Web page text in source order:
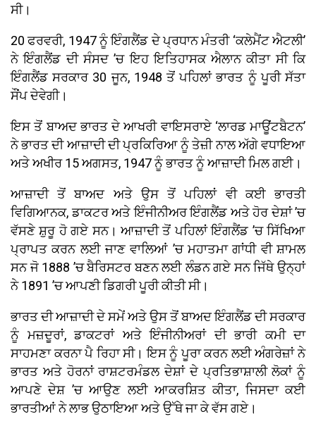
ਸੀ।
20 ਫਰਵਰੀ, 1947 ਨੂੰ ਇੰਗਲੈਂਡ ਦੇ ਪ੍ਰਧਾਨ ਮੰਤਰੀ ‘ਕਲੇਮੈਂਟ ਐਟਲੀ’
ਨੇ ਇੰਗਲੈਂਡ ਦੀ ਸੰਸਦ ’ਚ ਇਹ ਇਤਿਹਾਸਕ ਐਲਾਨ ਕੀਤਾ ਸੀ ਕਿ
ਇੰਗਲੈਂਡ ਸਰਕਾਰ 30 ਜੂਨ, 1948 ਤੋਂ ਪਹਿਲਾਂ ਭਾਰਤ ਨੂੰ ਪੂਰੀ ਸੱਤਾ
ਸੌਂਪ ਦੇਵੇਗੀ।
ਇਸ ਤੋਂ ਬਾਅਦ ਭਾਰਤ ਦੇ ਆਖਰੀ ਵਾਇਸਰਾਏ ‘ਲਾਰਡ ਮਾਊਂਟਬੈਟਨ’
ਨੇ ਭਾਰਤ ਦੀ ਆਜ਼ਾਦੀ ਦੀ ਪ੍ਰਕਿਰਿਆ ਨੂੰ ਤੇਜ਼ੀ ਨਾਲ ਅੱਗੇ ਵਧਾਇਆ
ਅਤੇ ਅਖੀਰ 15 ਅਗਸਤ, 1947 ਨੂੰ ਭਾਰਤ ਨੂੰ ਆਜ਼ਾਦੀ ਮਿਲ ਗਈ।
ਆਜ਼ਾਦੀ ਤੋਂ ਬਾਅਦ ਅਤੇ ਉਸ ਤੋਂ ਪਹਿਲਾਂ ਵੀ ਕਈ ਭਾਰਤੀ
ਵਿਗਿਆਨਕ, ਡਾਕਟਰ ਅਤੇ ਇੰਜੀਨੀਅਰ ਇੰਗਲੈਂਡ ਅਤੇ ਹੋਰ ਦੇਸ਼ਾਂ ’ਚ
ਵੱਸਣੇ ਸ਼ੁਰੂ ਹੋ ਗਏ ਸਨ। ਆਜ਼ਾਦੀ ਤੋਂ ਪਹਿਲਾਂ ਇੰਗਲੈਂਡ ’ਚ ਸਿੱਖਿਆ
ਪ੍ਰਾਪਤ ਕਰਨ ਲਈ ਜਾਣ ਵਾਲਿਆਂ ’ਚ ਮਹਾਤਮਾ ਗਾਂਧੀ ਵੀ ਸ਼ਾਮਲ
ਸਨ ਜੋ 1888 ’ਚ ਬੈਰਿਸਟਰ ਬਣਨ ਲਈ ਲੰਡਨ ਗਏ ਸਨ ਜਿੱਥੇ ਉਨ੍ਹਾਂ
ਨੇ 1891 ’ਚ ਆਪਣੀ ਡਿਗਰੀ ਪੂਰੀ ਕੀਤੀ ਸੀ।
ਭਾਰਤ ਦੀ ਆਜ਼ਾਦੀ ਦੇ ਸਮੇਂ ਅਤੇ ਉਸ ਤੋਂ ਬਾਅਦ ਇੰਗਲੈਂਡ ਦੀ ਸਰਕਾਰ
ਨੂੰ ਮਜ਼ਦੂਰਾਂ, ਡਾਕਟਰਾਂ ਅਤੇ ਇੰਜੀਨੀਅਰਾਂ ਦੀ ਭਾਰੀ ਕਮੀ ਦਾ
ਸਾਹਮਣਾ ਕਰਨਾ ਪੈ ਰਿਹਾ ਸੀ। ਇਸ ਨੂੰ ਪੂਰਾ ਕਰਨ ਲਈ ਅੰਗਰੇਜ਼ਾਂ ਨੇ
ਭਾਰਤ ਅਤੇ ਹੋਰਨਾਂ ਰਾਸ਼ਟਰਮੰਡਲ ਦੇਸ਼ਾਂ ਦੇ ਪ੍ਰਤਿਭਾਸ਼ਾਲੀ ਲੋਕਾਂ ਨੂੰ
ਆਪਣੇ ਦੇਸ਼ ’ਚ ਆਉਣ ਲਈ ਆਕਰਸ਼ਿਤ ਕੀਤਾ, ਜਿਸਦਾ ਕਈ
ਭਾਰਤੀਆਂ ਨੇ ਲਾਭ ਉਠਾਇਆ ਅਤੇ ਉੱਥੇ ਜਾ ਕੇ ਵੱਸ ਗਏ।